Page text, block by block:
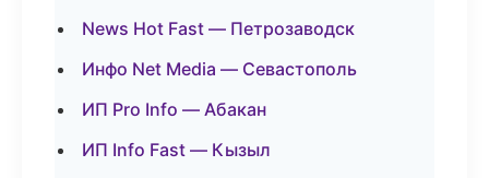
News Hot Fast — Петрозаводск
Инфо Net Media — Севастополь
ИП Pro Info — Абакан
ИП Info Fast — Кызыл